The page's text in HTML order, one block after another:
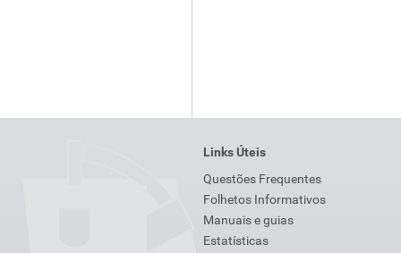
Links Úteis
Questões Frequentes
Folhetos Informativos
Manuais e guias
Estatísticas